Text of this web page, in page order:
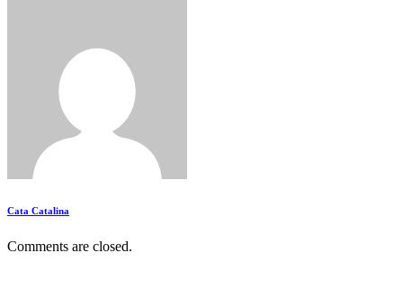
Cata Catalina
Comments are closed.